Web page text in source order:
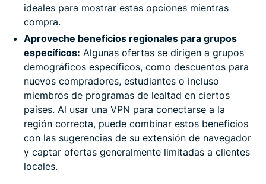
ideales para mostrar estas opciones mientras
compra.
Aproveche beneficios regionales para grupos
específicos: Algunas ofertas se dirigen a grupos
demográficos específicos, como descuentos para
nuevos compradores, estudiantes o incluso
miembros de programas de lealtad en ciertos
países. Al usar una VPN para conectarse a la
región correcta, puede combinar estos beneficios
con las sugerencias de su extensión de navegador
y captar ofertas generalmente limitadas a clientes
locales.